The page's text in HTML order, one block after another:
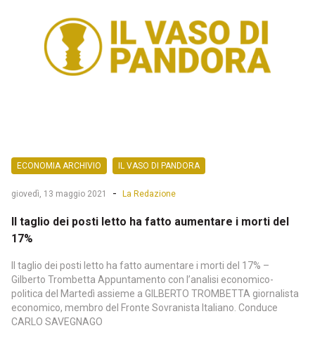
ECONOMIA ARCHIVIO IL VASO DI PANDORA
giovedì, 13 maggio 2021 - La Redazione
Il taglio dei posti letto ha fatto aumentare i morti del
17%
Il taglio dei posti letto ha fatto aumentare i morti del 17% –
Gilberto Trombetta Appuntamento con l’analisi economico-
politica del Martedì assieme a GILBERTO TROMBETTA giornalista
economico, membro del Fronte Sovranista Italiano. Conduce
CARLO SAVEGNAGO